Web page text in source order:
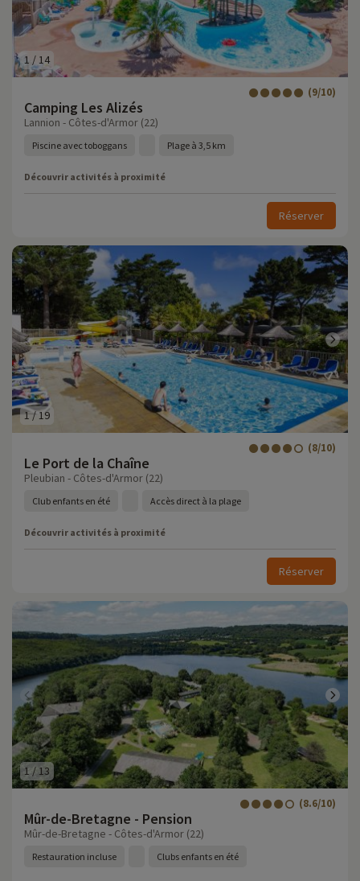
1 / 14
Camping Les Alizés
(9/10)
Lannion - Côtes-d'Armor (22)
Piscine avec toboggans Plage à 3,5 km
Découvrir activités à proximité
Réserver
1/19
Le Port de la Chaîne
(8/10)
Pleubian - Côtes-d'Armor (22)
Club enfants en été Accès direct à la plage
Découvrir activités à proximité
Réserver
1 /13
Mûr-de-Bretagne - Pension
(8.6/10)
Mûr-de-Bretagne - Côtes-d'Armor (22)
Restauration incluse Clubs enfants en été